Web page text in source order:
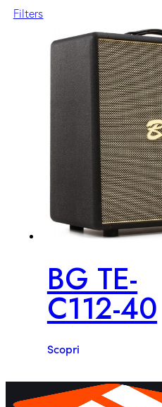
Filters
BG TE-
C112-40
Scopri